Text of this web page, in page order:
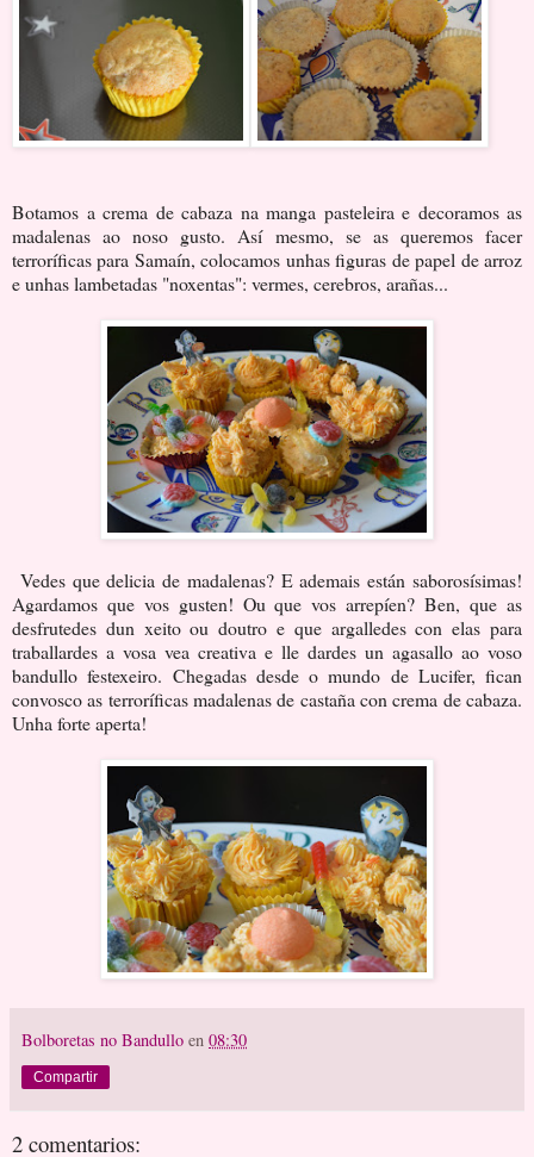
Botamos a crema de cabaza na manga pasteleira e decoramos as
madalenas ao noso gusto. Así mesmo, se as queremos facer
terroríficas para Samaín, colocamos unhas figuras de papel de arroz
e unhas lambetadas "noxentas": vermes, cerebros, arañas...
Vedes que delicia de madalenas? E ademais están saborosísimas!
Agardamos que vos gusten! Ou que vos arrepíen? Ben, que as
desfrutedes dun xeito ou doutro e que argalledes con elas para
traballardes a vosa vea creativa e lle dardes un agasallo ao voso
bandullo festexeiro. Chegadas desde o mundo de Lucifer, fican
convosco as terroríficas madalenas de castaña con crema de cabaza.
Unha forte aperta!
Bolboretas no Bandullo en 08:30
Compartir
2 comentarios: